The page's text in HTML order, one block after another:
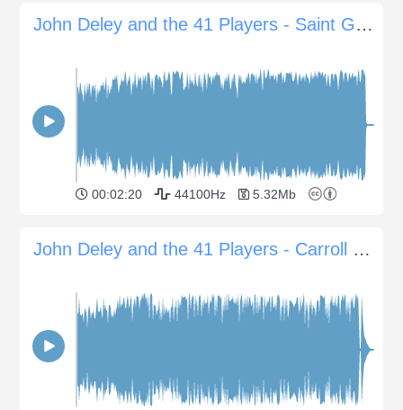
John Deley and the 41 Players - Saint Gary
00:02:20 44100Hz 5.32Mb
John Deley and the 41 Players - Carroll Park